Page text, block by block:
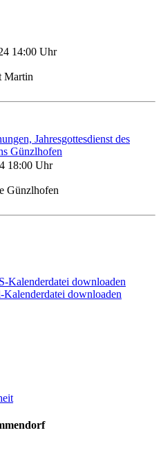
14:00 Uhr
Martin
Jahresgottesdienst des
Günzlhofen
18:00 Uhr
Günzlhofen
Kalenderdatei downloaden
downloaden